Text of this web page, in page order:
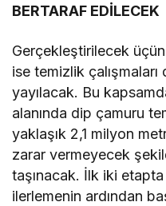
BERTARAF EDİLECEK
Gerçekleştirilecek
ise temizlik
yayılacak. Bu
alanında dip çamuru
yaklaşık 2,1 milyon
zarar vermeyecek
taşınacak. İlk iki
ilerlemenin ardından